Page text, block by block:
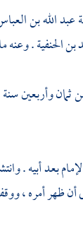
الله بن
الحنفية. وعنه
وأربعين
بعد أبيه .
أن ظهر أمره ،